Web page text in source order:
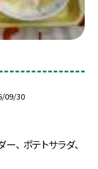
09/30
、 ポテトサラダ、